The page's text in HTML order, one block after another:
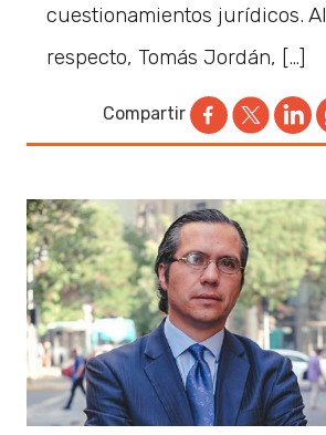
cuestionamientos jurídicos. Al
respecto, Tomás Jordán, […]
Compartir